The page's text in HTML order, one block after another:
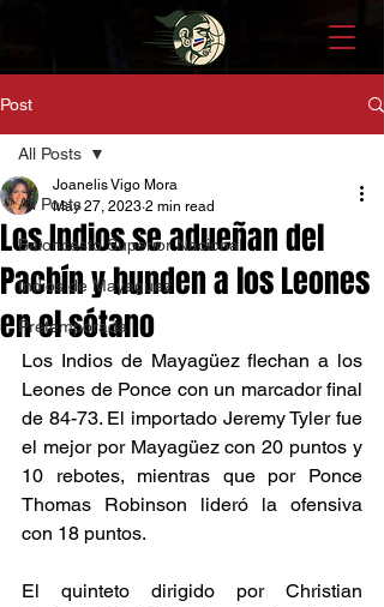
Post
All Posts
Baloncesto Superior Nacional
Indios de Mayagüez
Pretemporada
All Posts
Los Indios se adueñan del
Pachín y hunden a los Leones
en el sótano
Joanelis Vigo Mora
May 27, 2023 2 min read
Los Indios de Mayagüez flechan a los
Leones de Ponce con un marcador final
de 84-73. El importado Jeremy Tyler fue
el mejor por Mayagüez con 20 puntos y
10 rebotes, mientras que por Ponce
Thomas Robinson lideró la ofensiva
con 18 puntos.
El quinteto dirigido por Christian